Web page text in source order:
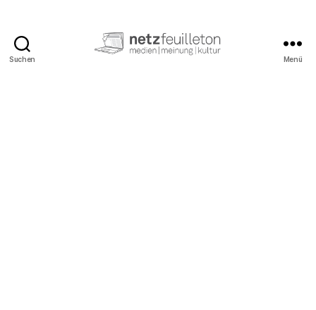
Suchen Menü